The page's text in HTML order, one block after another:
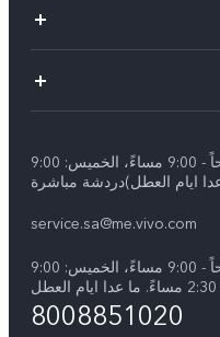
(السبت - الأربعاء : 9:00 صباحاً - 9:00 مساءً، الخميس: 9:00
service.sa@me.vivo.com
السبت - الأربعاء : 9:00 صباحاً - 9:00 مساءً، الخميس: 9:00
8008851020